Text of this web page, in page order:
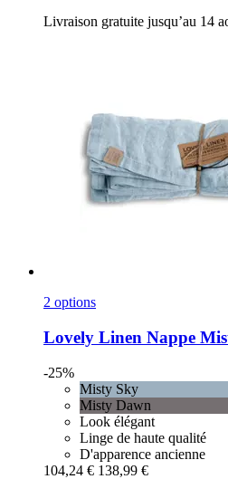
Livraison gratuite jusqu’au 14
2 options
Lovely Linen Nappe
-25%
Misty Sky
Misty Dawn
Look élégant
Linge de haute qualité
D'apparence ancienne
104,24 € 138,99 €